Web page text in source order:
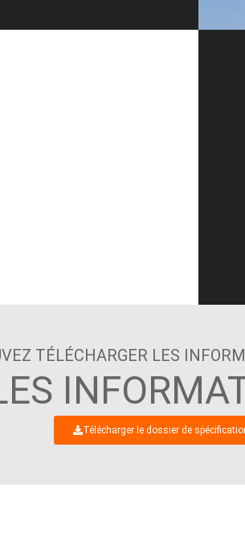
TÉLÉCHARGER LES
Télécharger le dossier de